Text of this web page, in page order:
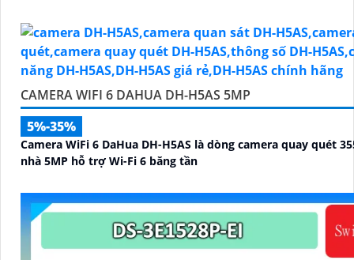
CAMERA WIFI 6 DAHUA DH-H5AS 5MP
5%-35%
Camera WiFi 6 DaHua DH-H5AS là dòng camera quay quét
nhà 5MP hỗ trợ Wi-Fi 6 băng tần